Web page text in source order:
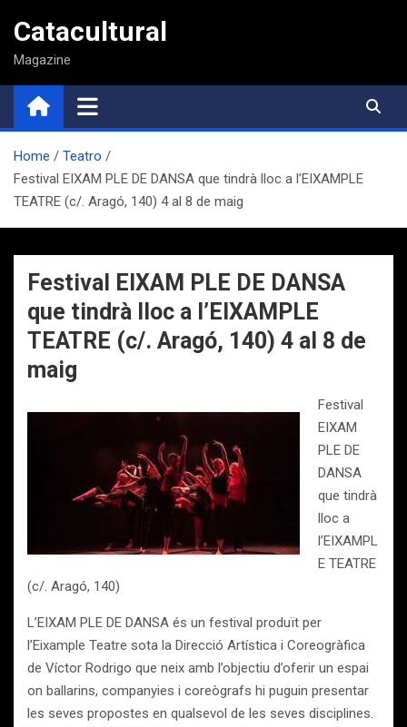
contenido
Catacultural
Magazine
Home
Teatro
Festival EIXAM PLE DE DANSA que tindrà lloc a l’EIXAMPLE
TEATRE (c/. Aragó, 140) 4 al 8 de maig
Festival EIXAM PLE DE DANSA
que tindrà lloc a l’EIXAMPLE
TEATRE (c/. Aragó, 140) 4 al 8 de
maig
Festival
EIXAM
PLE DE
DANSA
que tindrà
lloc a
l’EIXAMPL
E TEATRE
(c/. Aragó, 140)
L’EIXAM PLE DE DANSA és un festival produït per
l’Eixample Teatre sota la Direcció Artística i Coreogràfica
de Víctor Rodrigo que neix amb l’objectiu d’oferir un espai
on ballarins, companyies i coreògrafs hi puguin presentar
les seves propostes en qualsevol de les seves disciplines.